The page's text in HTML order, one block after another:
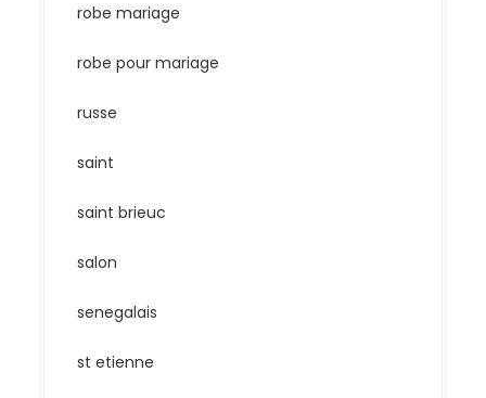
robe mariage
robe pour mariage
russe
saint
saint brieuc
salon
senegalais
st etienne